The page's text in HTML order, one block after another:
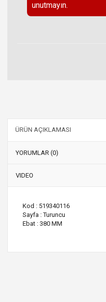
unutmayın.
ÜRÜN AÇIKLAMASI
YORUMLAR (0)
VIDEO
Kod : 519340116
Sayfa : Turuncu
Ebat : 380 MM